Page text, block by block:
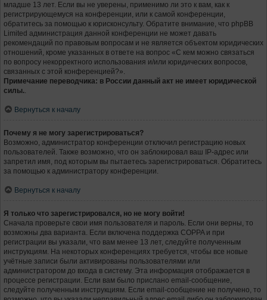
младше 13 лет. Если вы не уверены, применимо ли это к вам, как к
регистрирующемуся на конференции, или к самой конференции,
обратитесь за помощью к юрисконсульту. Обратите внимание, что phpBB
Limited администрация данной конференции не может давать
рекомендаций по правовым вопросам и не является объектом юридических
отношений, кроме указанных в ответе на вопрос «С кем можно связаться
по вопросу некорректного использования и/или юридических вопросов,
связанных с этой конференцией?».
Примечание переводчика: в России данный акт не имеет юридической
силы..
Вернуться к началу
Почему я не могу зарегистрироваться?
Возможно, администратор конференции отключил регистрацию новых
пользователей. Также возможно, что он заблокировал ваш IP-адрес или
запретил имя, под которым вы пытаетесь зарегистрироваться. Обратитесь
за помощью к администратору конференции.
Вернуться к началу
Я только что зарегистрировался, но не могу войти!
Сначала проверьте свои имя пользователя и пароль. Если они верны, то
возможны два варианта. Если включена поддержка COPPA и при
регистрации вы указали, что вам менее 13 лет, следуйте полученным
инструкциям. На некоторых конференциях требуется, чтобы все новые
учётные записи были активированы пользователями или
администратором до входа в систему. Эта информация отображается в
процессе регистрации. Если вам было прислано email-сообщение,
следуйте полученным инструкциям. Если email-сообщение не получено, то